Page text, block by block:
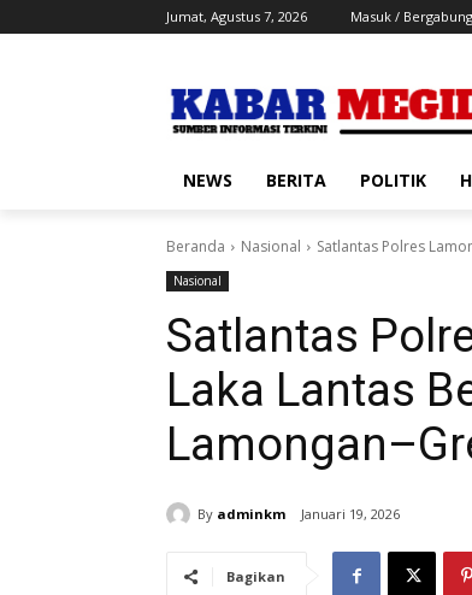
Jumat, Agustus 7, 2026 Masuk / Bergabung
NEWS BERITA POLITIK
Beranda Nasional Satlantas Polres
Nasional
Satlantas
Laka Lantas
By adminkm Januari 19, 2026
Bagikan